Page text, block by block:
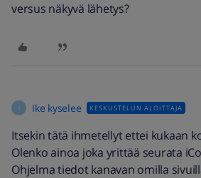
versus näkyvä lähetys?
I Ike kyselee KESKUSTELUN ALOITTAJA
Itsekin tätä ihmetellyt ettei kukaan
Olenko ainoa joka yrittää seurata
Ohjelma tiedot kanavan omilla